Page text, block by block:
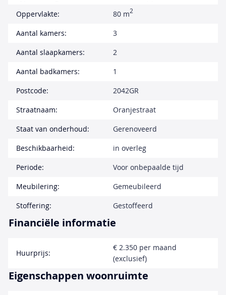
Oppervlakte:
80 m2
Aantal kamers:
3
Aantal slaapkamers:
2
Aantal badkamers:
1
Postcode:
2042GR
Straatnaam:
Oranjestraat
Staat van onderhoud:
Gerenoveerd
Beschikbaarheid:
in overleg
Periode:
Voor onbepaalde tijd
Meubilering:
Gemeubileerd
Stoffering:
Gestoffeerd
Financiële informatie
Huurprijs:
€ 2.350 per maand
(exclusief)
Eigenschappen woonruimte